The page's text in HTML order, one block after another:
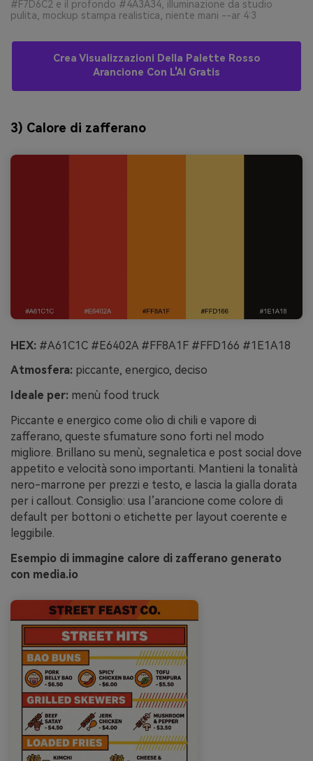
#F7D6C2 e il profondo #4A3A34, illuminazione da studio
pulita, mockup stampa realistica, niente mani --ar 4:3
Crea Visualizzazioni Della Palette Rosso
Arancione Con L'AI Gratis
3) Calore di zafferano
HEX: #A61C1C #E6402A #FF8A1F #FFD166 #1E1A18
Atmosfera: piccante, energico, deciso
Ideale per: menù food truck
Piccante e energico come olio di chili e vapore di
zafferano, queste sfumature sono forti nel modo
migliore. Brillano su menù, segnaletica e post social dove
appetito e velocità sono importanti. Mantieni la tonalità
nero-marrone per prezzi e testo, e lascia la gialla dorata
per i callout. Consiglio: usa l’arancione come colore di
default per bottoni o etichette per layout coerente e
leggibile.
Esempio di immagine calore di zafferano generato
con media.io